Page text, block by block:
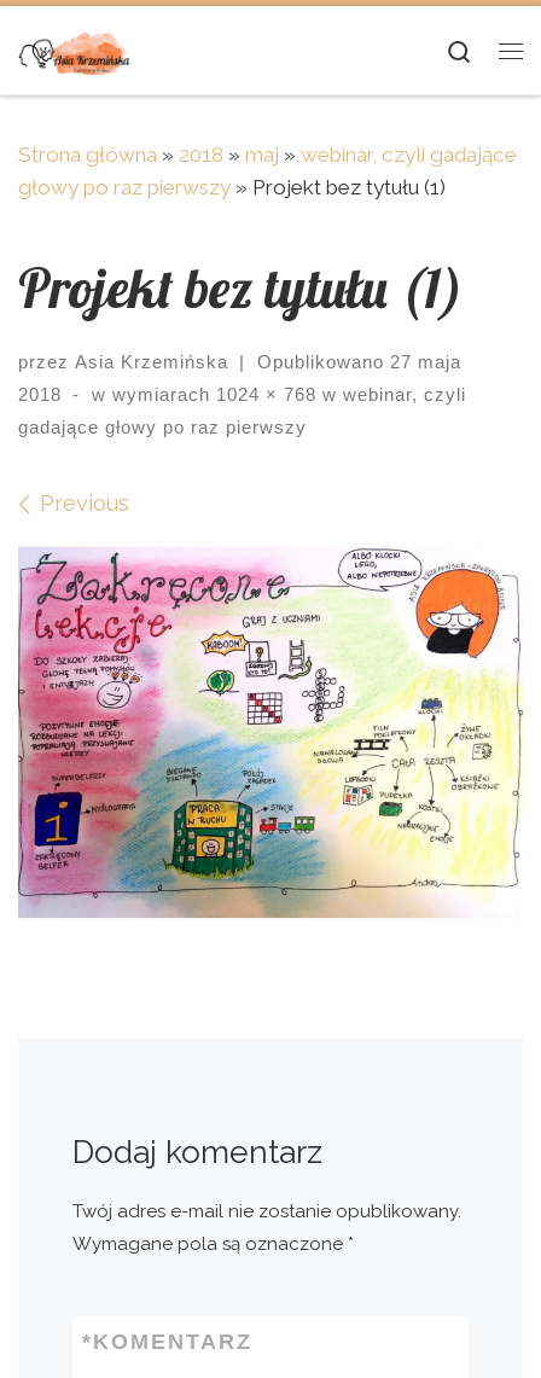
Skip to content
Strona główna » 2018 » maj » webinar, czyli gadające
głowy po raz pierwszy » Projekt bez tytułu (1)
Projekt bez tytułu (1)
przez Asia Krzemińska | Opublikowano 27 maja
2018
- w wymiarach 1024 × 768 w webinar, czyli
gadające głowy po raz pierwszy
Images navigation
Previous
Dodaj komentarz
Twój adres e-mail nie zostanie opublikowany.
Wymagane pola są oznaczone *
KOMENTARZ
*